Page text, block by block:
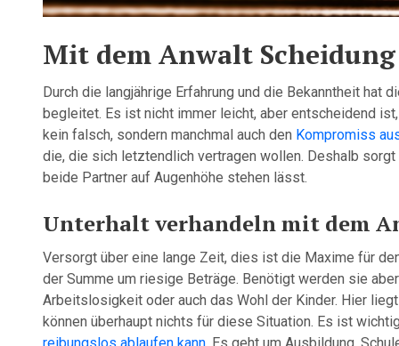
Mit dem Anwalt
Durch die langjährige Erfahrung und die Bekanntheit hat
begleitet. Es ist nicht immer leicht, aber entscheidend
kein falsch, sondern manchmal auch den Kompromiss
die, die sich letztendlich vertragen wollen. Deshalb
beide Partner auf Augenhöhe stehen lässt.
Unterhalt verhandeln mit dem
Versorgt über eine lange Zeit, dies ist die Maxime für
der Summe um riesige Beträge. Benötigt werden sie
Arbeitslosigkeit oder auch das Wohl der Kinder. Hier
können überhaupt nichts für diese Situation. Es ist